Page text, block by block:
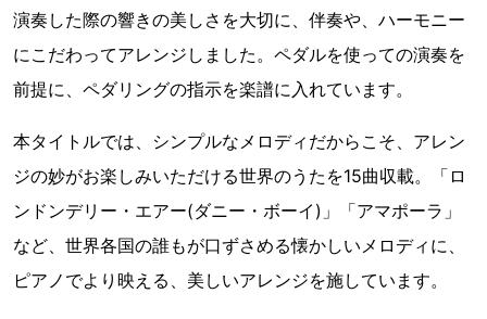
演奏した際の響きの美しさを大切に、伴奏や、ハーモニー
にこだわってアレンジしました。ペダルを使っての演奏を
前提に、ペダリングの指示を楽譜に入れています。
本タイトルでは、シンプルなメロディだからこそ、アレン
ジの妙がお楽しみいただける世界のうたを15曲収載。「ロ
ンドンデリー・エアー(ダニー・ボーイ)」「アマポーラ」
など、世界各国の誰もが口ずさめる懐かしいメロディに、
ピアノでより映える、美しいアレンジを施しています。